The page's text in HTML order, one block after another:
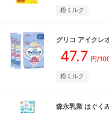
粉ミルク
グリコ アイクレ
47.7 円/
粉ミルク
森永乳業 はぐく